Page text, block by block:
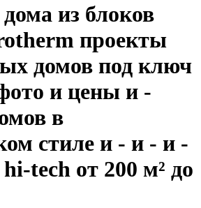
из блоков
проекты
домов под ключ
и цены и -
в
стиле и - и - и -
tech от 200 м² до